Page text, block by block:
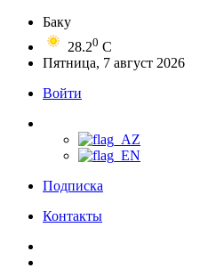
Баку
28.20 C
Пятница, 7 август 2026
Войти
Подписка
Контакты